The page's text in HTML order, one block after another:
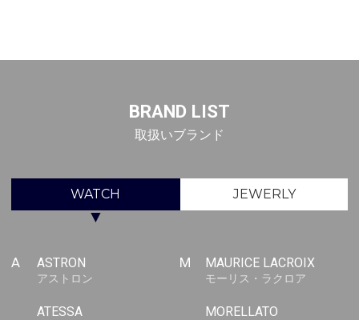
BRAND LIST
取扱いブランド
WATCH JEWERLY
▼
A ASTRON
アストロン
ATESSA
M MAURICE LACROIX
モーリス・ラクロア
MORELLATO